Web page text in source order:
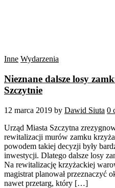
Inne Wydarzenia
Nieznane dalsze losy
Szczytnie
12 marca 2019 by Dawid Siuta 0
Urząd Miasta Szczytna
rewitalizacji murów zamku
powodem takiej decyzji były
inwestycji. Dlatego dalsze losy
Na rewitalizację krzyżackiej
magistrat planował przeznaczyć
nawet przetarg, który […]